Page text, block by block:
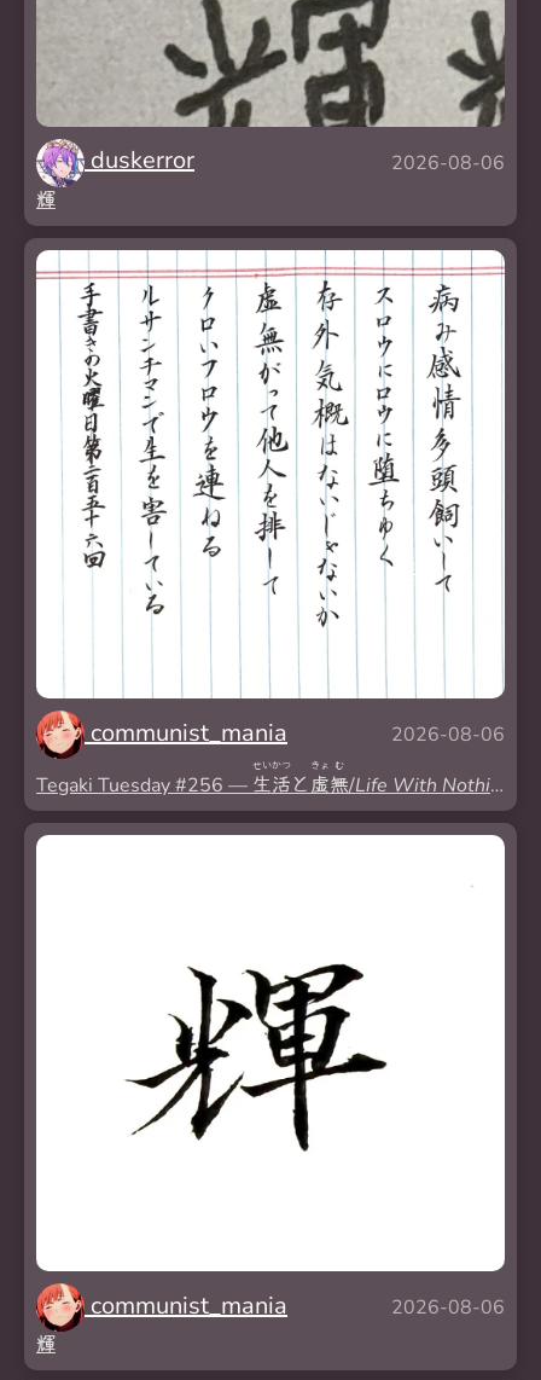
duskerror
2026-08-06
輝
communist_mania
2026-08-06
Tegaki Tuesday #256 — 生
せい
活
かつ
と虚
きょ
無
む
/Life With
communist_mania
2026-08-06
輝